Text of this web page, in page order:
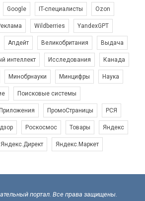
Google IT-специалисты Ozon
Wildberries YandexGPT
Апдейт Великобритания Выдача
интеллект Исследования Канада
Минобрнауки Минцифры Наука
Поисковые системы
Приложения ПромоСтраницы РСЯ
Роскосмос Товары Яндекс
Яндекс.Директ Яндекс.Маркет
портал. Все права защищены.